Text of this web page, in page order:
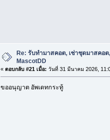
Re: รับทำมาสคอต, เช่าชุดมาสคอ
MascotDD
« ตอบกลับ #21 เมื่อ: วันที่ 31 มีนาคม 2026,
ขออนุญาต อัพเดทกระทู้